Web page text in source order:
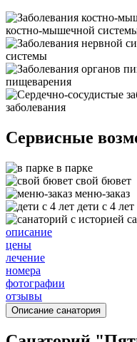
костно-мышечной
системы
пищеварения
заболевания
Сервисные
в парке
свой бювет
меню-заказ
дети с 4 лет
описание
цены
лечение
номера
фотографии
отзывы
Описание санатория